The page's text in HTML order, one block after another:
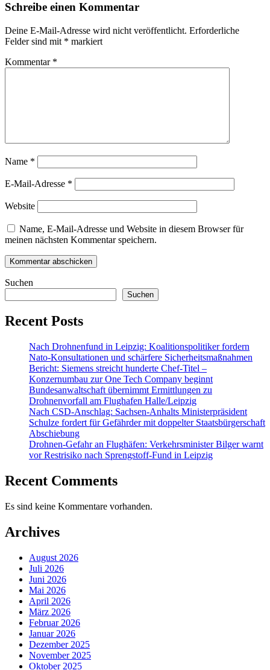
Schreibe einen Kommentar
Deine E-Mail-Adresse wird nicht veröffentlicht. Erforderliche
Felder sind mit * markiert
Kommentar *
Name *
E-Mail-Adresse *
Website
Name, E-Mail-Adresse und Website in diesem Browser für
meinen nächsten Kommentar speichern.
Suchen
Suchen
Recent Posts
Nach Drohnenfund in Leipzig: Koalitionspolitiker fordern
Nato-Konsultationen und schärfere Sicherheitsmaßnahmen
Bericht: Siemens streicht hunderte Chef-Titel –
Konzernumbau zur One Tech Company beginnt
Bundesanwaltschaft übernimmt Ermittlungen zu
Drohnenvorfall am Flughafen Halle/Leipzig
Nach CSD-Anschlag: Sachsen-Anhalts Ministerpräsident
Schulze fordert für Gefährder mit doppelter Staatsbürgerschaft
Abschiebung
Drohnen-Gefahr an Flughäfen: Verkehrsminister Bilger warnt
vor Restrisiko nach Sprengstoff-Fund in Leipzig
Recent Comments
Es sind keine Kommentare vorhanden.
Archives
August 2026
Juli 2026
Juni 2026
Mai 2026
April 2026
März 2026
Februar 2026
Januar 2026
Dezember 2025
November 2025
Oktober 2025